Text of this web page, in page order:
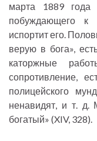
марта 1889
побуждающего к
испортит его.
верую в бога»,
каторжные
сопротивление,
полицейского
ненавидят, и т. д.
богатый» (XIV, 328).